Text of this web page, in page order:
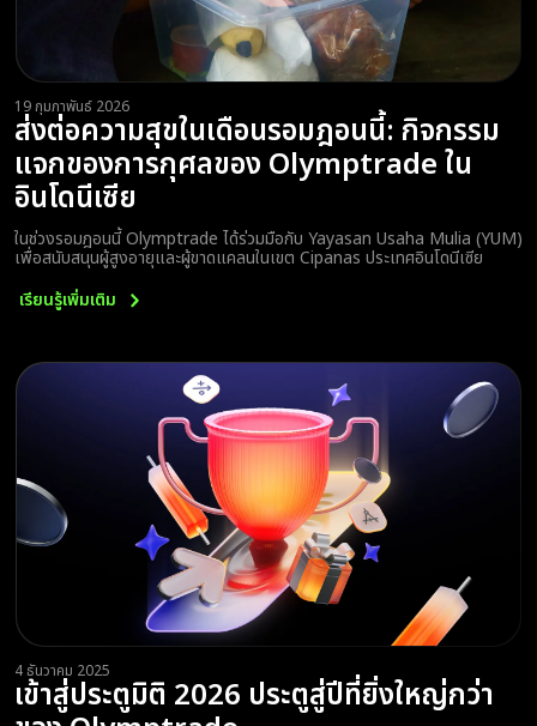
19 กุมภาพันธ์ 2026
ส่งต่อความสุขในเดือนรอมฎอนนี้: กิจกรรม
แจกของการกุศลของ Olymptrade ใน
อินโดนีเซีย
ในช่วงรอมฎอนนี้ Olymptrade ได้ร่วมมือกับ Yayasan Usaha Mulia (YUM)
เพื่อสนับสนุนผู้สูงอายุและผู้ขาดแคลนในเขต Cipanas ประเทศอินโดนีเซีย
เรียนรู้เพิ่มเติม
4 ธันวาคม 2025
เข้าสู่ประตูมิติ 2026 ประตูสู่ปีที่ยิ่งใหญ่กว่า